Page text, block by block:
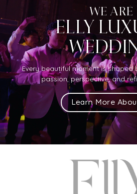
WE ARE
ELLY
Every beautiful moment is
passion, perspective, and
Learn More